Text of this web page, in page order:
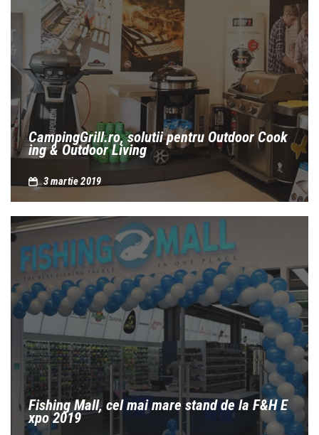
CampingGrill.ro, solutii pentru Outdoor Cook
ing & Outdoor Living
3 martie 2019
Fishing Mall, cel mai mare stand de la F&H E
xpo 2019